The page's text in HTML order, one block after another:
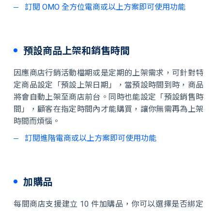
訂閱 OMO 全方位電商或以上方案即可使用功能
預設商品上架和銷售時間
因應商店行銷活動檔期或是定期的上架需求，可針對特
定商品設定「預設上架日期」，當預設時間到時，商品
將會自動上架至商店前台。同時也能設定「預設銷售時
間」，顧客在指定時間內才能購買，讓你無需再為上架
時間而煩惱。
訂閱進階電商或以上方案即可使用功能
加購品
每間商店支援建立 10 件加購品，你可以選擇是否綁定